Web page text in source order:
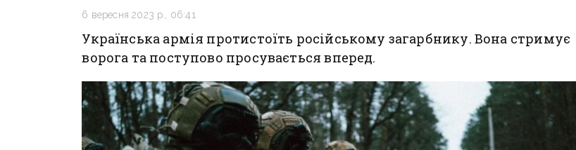
6 вересня 2023 р., 06:41
Українська армія протистоїть російському загарбнику. Вона стримує
ворога та поступово просувається вперед.